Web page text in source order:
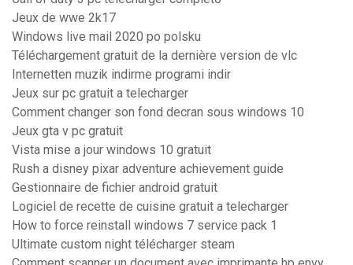
Jeux de wwe 2k17
Windows live mail 2020 po polsku
Téléchargement gratuit de la dernière version de vlc
Internetten muzik indirme programi indir
Jeux sur pc gratuit a telecharger
Comment changer son fond decran sous windows 10
Jeux gta v pc gratuit
Vista mise a jour windows 10 gratuit
Rush a disney pixar adventure achievement guide
Gestionnaire de fichier android gratuit
Logiciel de recette de cuisine gratuit a telecharger
How to force reinstall windows 7 service pack 1
Ultimate custom night télécharger steam